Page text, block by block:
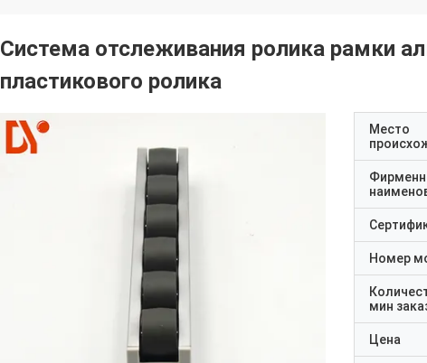
Система отслеживания ролика рамки
пластикового ролика
Место
Номер
мин
Цена